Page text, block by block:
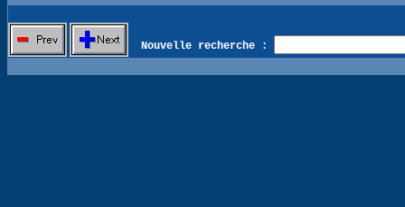
Nouvelle recherche :